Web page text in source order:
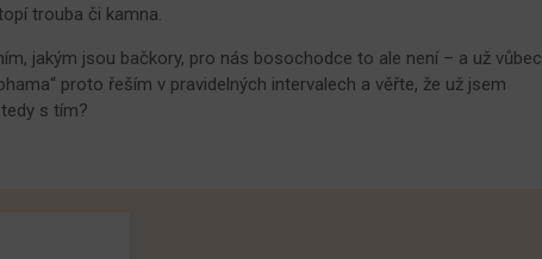
trouba či kamna.
jakým jsou bačkory, pro nás bosochodce to ale není – a už vůbec
proto řeším v pravidelných intervalech a věřte, že už jsem
s tím?